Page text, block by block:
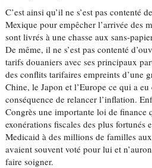
C’est ainsi qu’il ne s’est pas contenté
Mexique pour empêcher l’arrivée des
sont livrés à une chasse aux sans-
De même, il ne s’est pas contenté
tarifs douaniers avec ses principaux
des conflits tarifaires empreints d’une
Chine, le Japon et l’Europe ce qui a
conséquence de relancer l’inflation.
Congrès une importante loi de finance
exonérations fiscales des plus fortunés
Medicaid à des millions de familles
avaient souvent voté pour lui et
faire soigner.